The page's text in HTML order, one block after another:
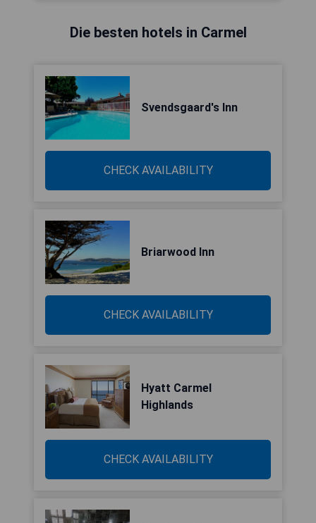
Die besten hotels in Carmel
Svendsgaard's Inn
CHECK AVAILABILITY
Briarwood Inn
CHECK AVAILABILITY
Hyatt Carmel
Highlands
CHECK AVAILABILITY